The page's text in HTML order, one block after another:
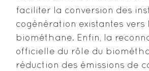
faciliter la conversion des
cogénération existantes vers
biométhane. Enfin, la
officielle du rôle du
réduction des émissions de